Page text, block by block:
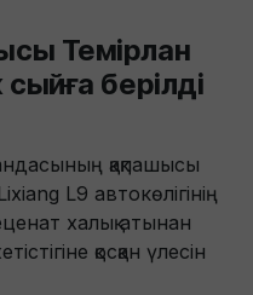
Темірлан
берілді
қақпашысы
L9 автокөлігінің
халық атынан
қосқан үлесін